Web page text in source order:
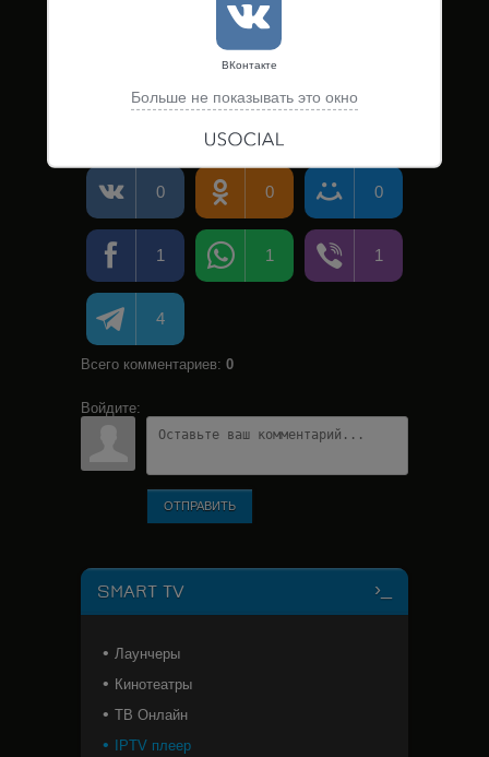
0 0 0
1 1 1
4
Всего комментариев: 0
Войдите:
ОТПРАВИТЬ
SMART TV
Лаунчеры
Кинотеатры
ТВ Онлайн
IPTV плеер
ВКонтакте
Больше не показывать это окно